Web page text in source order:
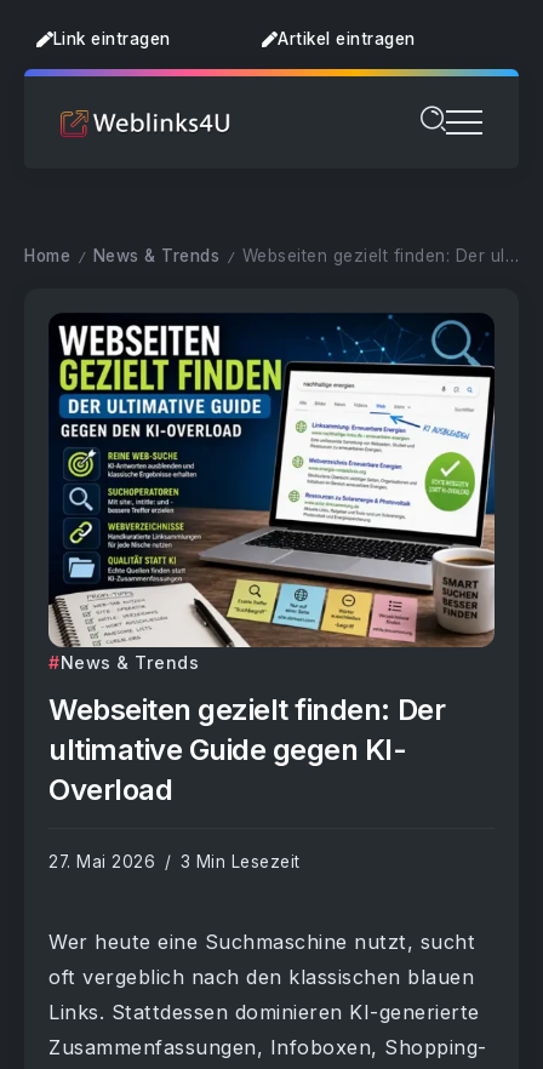
Link eintragen Artikel eintragen
Home / News & Trends / Webseiten gezielt finden: Der ultimative Guide gegen KI-Overload
News & Trends
Webseiten gezielt finden: Der
ultimative Guide gegen KI-
Overload
27. Mai 2026 3 Min Lesezeit
Wer heute eine Suchmaschine nutzt, sucht
oft vergeblich nach den klassischen blauen
Links. Stattdessen dominieren KI-generierte
Zusammenfassungen, Infoboxen, Shopping-